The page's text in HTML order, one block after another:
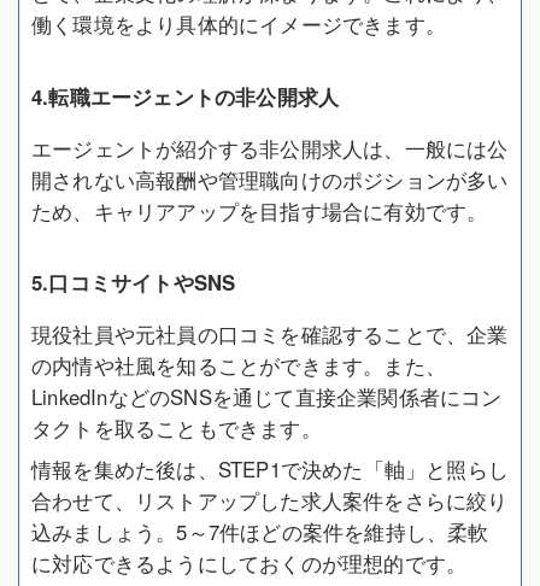
働く環境をより具体的にイメージできます。
4.転職エージェントの非公開求人
エージェントが紹介する非公開求人は、一般には公
開されない高報酬や管理職向けのポジションが多い
ため、キャリアアップを目指す場合に有効です。
5.口コミサイトやSNS
現役社員や元社員の口コミを確認することで、企業
の内情や社風を知ることができます。また、
LinkedInなどのSNSを通じて直接企業関係者にコン
タクトを取ることもできます。
情報を集めた後は、STEP1で決めた「軸」と照らし
合わせて、リストアップした求人案件をさらに絞り
込みましょう。5～7件ほどの案件を維持し、柔軟
に対応できるようにしておくのが理想的です。